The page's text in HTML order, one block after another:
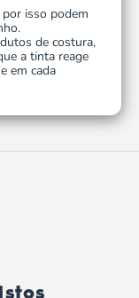
isso podem
de costura,
a tinta reage
em cada